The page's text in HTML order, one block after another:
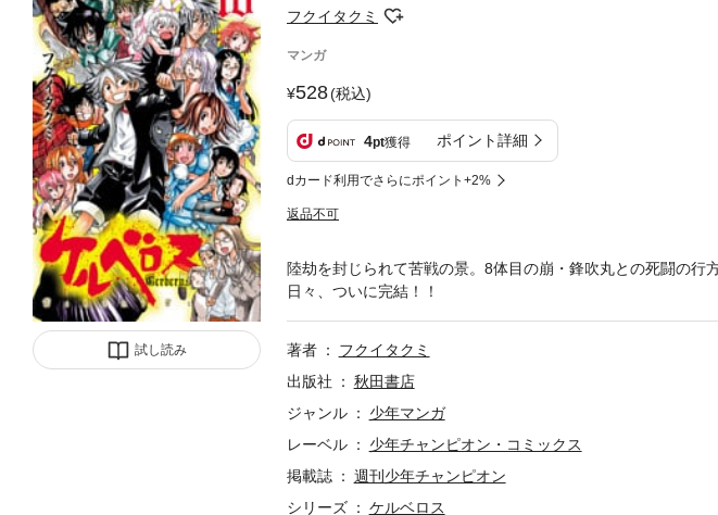
試し読み
フクイタクミ
マンガ
528(税込)
4pt獲得 ポイント詳細
dカード利用でさらにポイント+2%
返品不可
陸劫を封じられて苦戦の景。8体目の崩・鋒吹丸との死闘の
日々、ついに完結！！
著者
フクイタクミ
出版社
秋田書店
ジャンル
少年マンガ
レーベル
少年チャンピオン・コミックス
掲載誌
週刊少年チャンピオン
シリーズ
ケルベロス